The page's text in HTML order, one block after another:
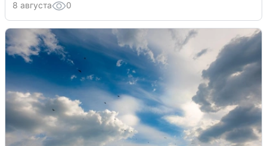
8 августа 0